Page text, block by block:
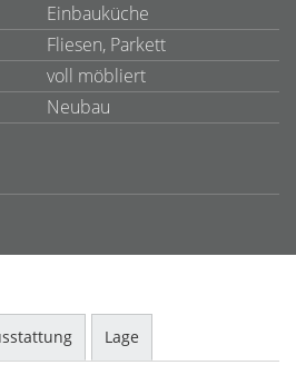
Einbauküche
Fliesen, Parkett
voll möbliert
Neubau
Lage